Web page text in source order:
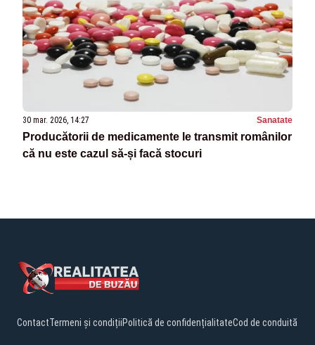
30 mar. 2026, 14:27 Sanatate
Producătorii de medicamente le transmit românilor
că nu este cazul să-și facă stocuri
ContactTermeni și condițiiPolitică de confidențialitateCod de conduită